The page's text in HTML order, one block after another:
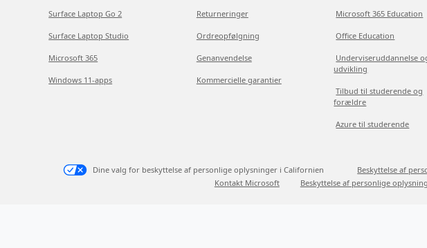
Surface Laptop Go 2
Surface Laptop Studio
Microsoft 365
Windows 11-apps
Returneringer
Ordreopfølgning
Genanvendelse
Kommercielle garantier
Microsoft 365 Education
Office Education
Underviseruddannelse
udvikling
Tilbud til studerende og
forældre
Azure til studerende
Dine valg for beskyttelse af personlige oplysninger i Californien
Beskyttelse af
Kontakt Microsoft
Beskyttelse af personlige